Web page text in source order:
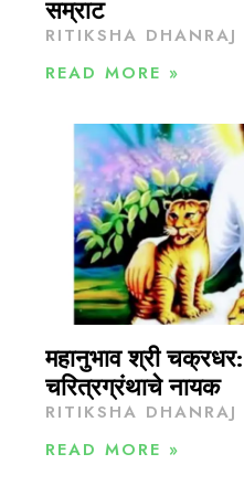
सम्राट
RITIKSHA DHANRAJ
READ MORE »
महानुभाव श्री चक्रधर:
चरित्रग्रंथाचे नायक
RITIKSHA DHANRAJ
READ MORE »